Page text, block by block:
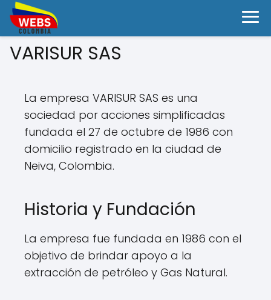
VARISUR SAS
La empresa VARISUR SAS es una
sociedad por acciones simplificadas
fundada el 27 de octubre de 1986 con
domicilio registrado en la ciudad de
Neiva, Colombia.
Historia y Fundación
La empresa fue fundada en 1986 con el
objetivo de brindar apoyo a la
extracción de petróleo y Gas Natural.